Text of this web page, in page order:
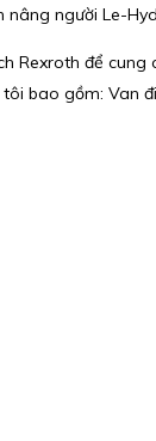
người Le-
để
bao gồm: Van